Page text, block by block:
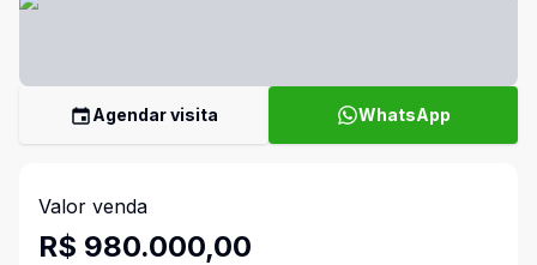
Agendar visita WhatsApp
Valor venda
R$ 980.000,00